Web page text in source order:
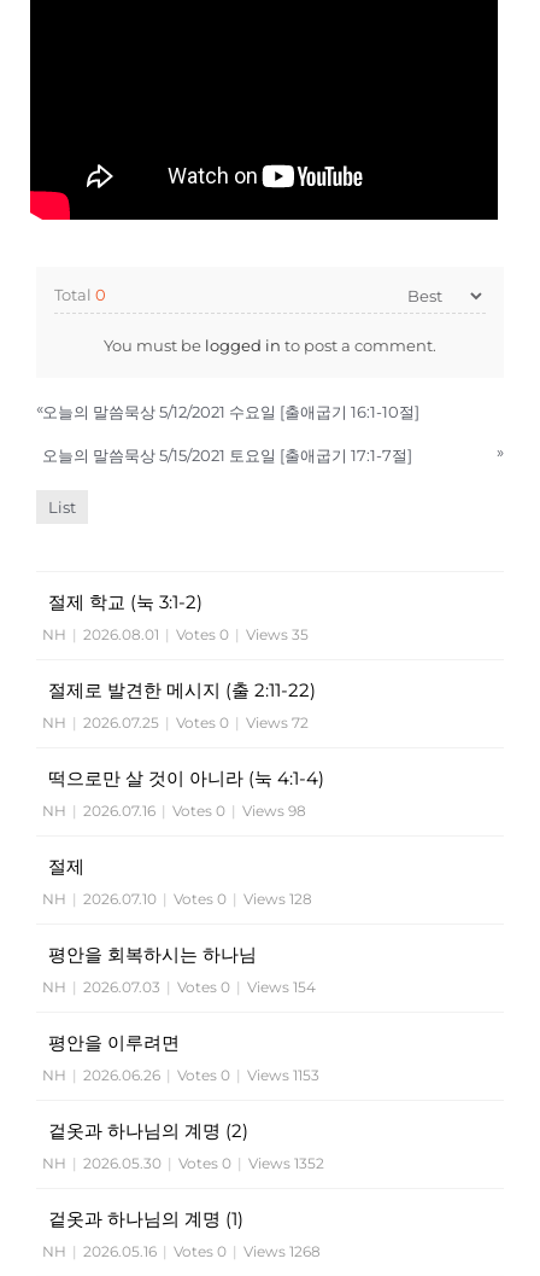
Total 0
You must be logged in to post a comment.
«오늘의 말씀묵상 5/12/2021 수요일 [출애굽기 16:1-10절]
오늘의 말씀묵상 5/15/2021 토요일 [출애굽기 17:1-7절] »
List
절제 학교 (눅 3:1-2)
NH | 2026.08.01 | Votes 0 | Views 35
절제로 발견한 메시지 (출 2:11-22)
NH | 2026.07.25 | Votes 0 | Views 72
떡으로만 살 것이 아니라 (눅 4:1-4)
NH | 2026.07.16 | Votes 0 | Views 98
절제
NH | 2026.07.10 | Votes 0 | Views 128
평안을 회복하시는 하나님
NH | 2026.07.03 | Votes 0 | Views 154
평안을 이루려면
NH | 2026.06.26 | Votes 0 | Views 1153
겉옷과 하나님의 계명 (2)
NH | 2026.05.30 | Votes 0 | Views 1352
겉옷과 하나님의 계명 (1)
NH | 2026.05.16 | Votes 0 | Views 1268